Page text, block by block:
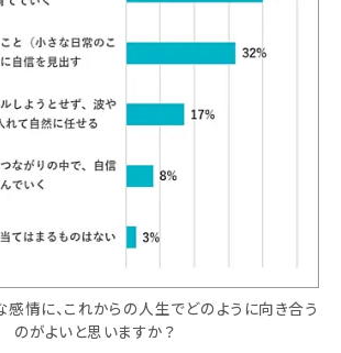
情に、これからの人生でどのように向き合う
のがよいと思いますか？